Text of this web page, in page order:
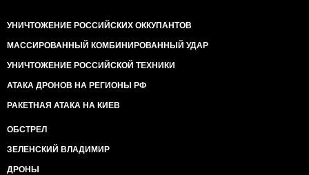
УНИЧТОЖЕНИЕ РОССИЙСКИХ ОККУПАНТОВ
МАССИРОВАННЫЙ КОМБИНИРОВАННЫЙ УДАР
УНИЧТОЖЕНИЕ РОССИЙСКОЙ ТЕХНИКИ
АТАКА ДРОНОВ НА РЕГИОНЫ РФ
РАКЕТНАЯ АТАКА НА КИЕВ
ОБСТРЕЛ
ЗЕЛЕНСКИЙ ВЛАДИМИР
ДРОНЫ